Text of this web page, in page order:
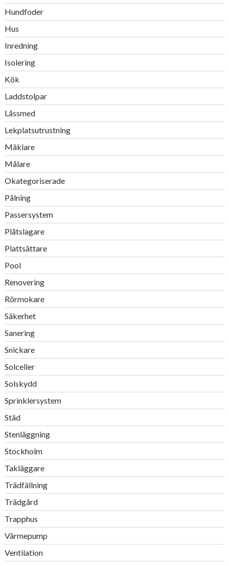
Hundfoder
Hus
Inredning
Isolering
Kök
Laddstolpar
Låssmed
Lekplatsutrustning
Mäklare
Målare
Okategoriserade
Pålning
Passersystem
Plåtslagare
Plattsättare
Pool
Renovering
Rörmokare
Säkerhet
Sanering
Snickare
Solceller
Solskydd
Sprinklersystem
Städ
Stenläggning
Stockholm
Takläggare
Trädfällning
Trädgård
Trapphus
Värmepump
Ventilation